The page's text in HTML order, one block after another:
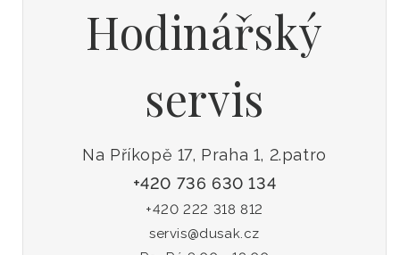
Hodinářský
servis
Na Příkopě 17, Praha 1, 2.patro
+420 736 630 134
+420 222 318 812
servis@dusak.cz